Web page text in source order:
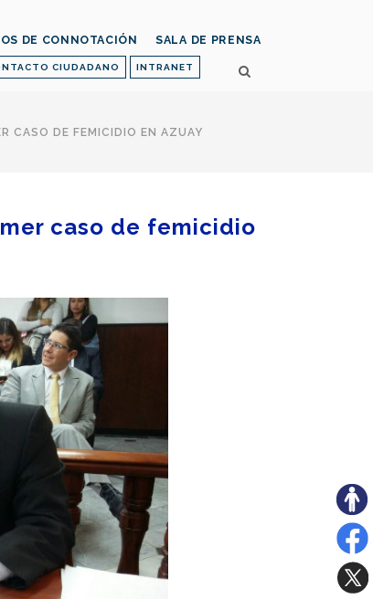
CIUDADANO INTRANET
DE CONNOTACIÓN SALA DE PRENSA
CASO DE FEMICIDIO EN AZUAY
caso de femicidio